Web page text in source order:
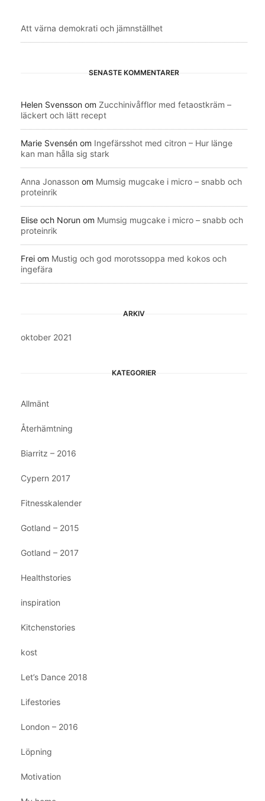
Att värna demokrati och jämnställhet
SENASTE KOMMENTARER
Helen Svensson om Zucchinivåfflor med fetaostkräm –
läckert och lätt recept
Marie Svensén om Ingefärsshot med citron – Hur länge
kan man hålla sig stark
Anna Jonasson om Mumsig mugcake i micro – snabb och
proteinrik
Elise och Norun om Mumsig mugcake i micro – snabb och
proteinrik
Frei om Mustig och god morotssoppa med kokos och
ingefära
ARKIV
oktober 2021
KATEGORIER
Allmänt
Återhämtning
Biarritz – 2016
Cypern 2017
Fitnesskalender
Gotland – 2015
Gotland – 2017
Healthstories
inspiration
Kitchenstories
kost
Let’s Dance 2018
Lifestories
London – 2016
Löpning
Motivation